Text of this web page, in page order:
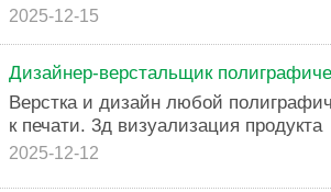
2025-12-15
Дизайнер-верстальщик
Верстка и дизайн любой
к печати. 3д визуализация продукта
2025-12-12